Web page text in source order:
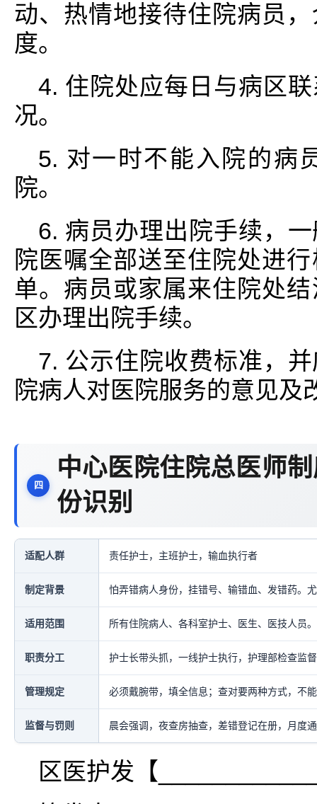
动、热情地接待住院病员
度。
4. 住院处应每日与病区
况。
5. 对一时不能入院的病
院。
6. 病员办理出院手续，
院医嘱全部送至住院处进
单。病员或家属来住院处
区办理出院手续。
7. 公示住院收费标准，
院病人对医院服务的意见及
中心医院住院总医师
份识别
适配人群 责任护士，主班护士，输血执行者
制定背景 怕弄错病人身份，挂错号、输错血、发错药。
适用范围 所有住院病人、各科室护士、医生、医技人员。
职责分工 护士长带头抓，一线护士执行，护理部检查监
管理规定 必须戴腕带，填全信息；查对要两种方式，不
监督与罚则 晨会强调，夜查房抽查，差错登记在册，月度
区医护发【